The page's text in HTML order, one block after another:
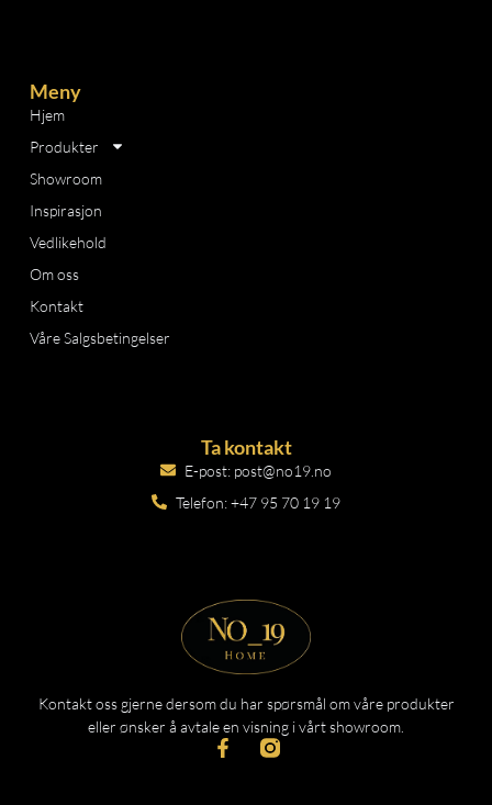
Kontakt oss gjerne dersom du har spørsmål om våre produkter
eller ønsker å avtale en visning i vårt showroom.
Meny
Hjem
Produkter
Showroom
Inspirasjon
Vedlikehold
Om oss
Kontakt
Våre Salgsbetingelser
Ta kontakt
E-post: post@no19.no
Telefon: +47 95 70 19 19